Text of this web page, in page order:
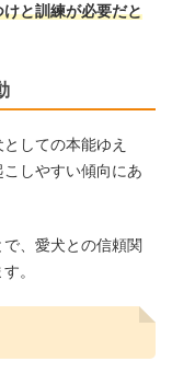
と訓練が必要だと
しての本能ゆえ
しやすい傾向にあ
、愛犬との信頼関
。